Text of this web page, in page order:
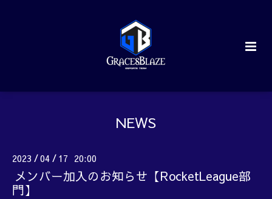
NEWS
2023 /04 / 17 20:00
メンバー加入のお知らせ【RocketLeague部
門】